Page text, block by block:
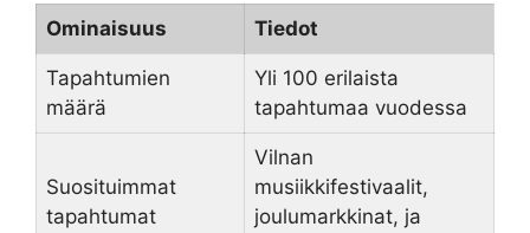
Ominaisuus Tiedot
Tapahtumien
määrä
Yli 100 erilaista
tapahtumaa vuodessa
Suosituimmat
tapahtumat
Vilnan
musiikkifestivaalit,
joulumarkkinat, ja